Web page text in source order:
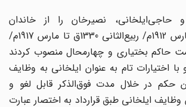
حاجیایلخانی، نصیرخان را از خاندان
الثانی 1330ق تا مارس 1917م/
سمت حاکم بختیاری و چهارمحال منصوب کردند
اختیارات تام به عنوان ایلخانی به وظایف
در خلال مدت فوقالذکر قابل لغو و
ایلخانی طبق قرارداد به اختصار عبارت